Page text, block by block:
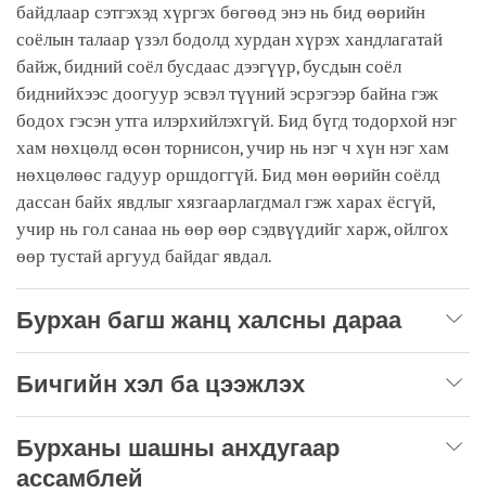
байдлаар сэтгэхэд хүргэх бөгөөд энэ нь бид өөрийн
соёлын талаар үзэл бодолд хурдан хүрэх хандлагатай
байж, бидний соёл бусдаас дээгүүр, бусдын соёл
биднийхээс доогуур эсвэл түүний эсрэгээр байна гэж
бодох гэсэн утга илэрхийлэхгүй. Бид бүгд тодорхой нэг
хам нөхцөлд өсөн торнисон, учир нь нэг ч хүн нэг хам
нөхцөлөөс гадуур оршдоггүй. Бид мөн өөрийн соёлд
дассан байх явдлыг хязгаарлагдмал гэж харах ёсгүй,
учир нь гол санаа нь өөр өөр сэдвүүдийг харж, ойлгох
өөр тустай аргууд байдаг явдал.
Бурхан багш жанц халсны дараа
Бичгийн хэл ба цээжлэх
Бурханы шашны анхдугаар
ассамблей